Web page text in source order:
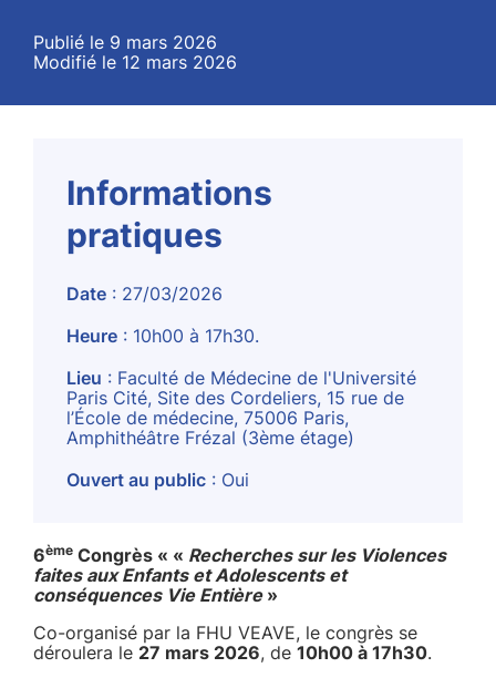
Publié le 9 mars 2026
Modifié le 12 mars 2026
Informations
pratiques
Date : 27/03/2026
Heure : 10h00 à 17h30.
Lieu : Faculté de Médecine de l'Université
Paris Cité, Site des Cordeliers, 15 rue de
l’École de médecine, 75006 Paris,
Amphithéâtre Frézal (3ème étage)
Ouvert au public : Oui
6ème Congrès « « Recherches sur les Violences
faites aux Enfants et Adolescents et
conséquences Vie Entière»
Co-organisé par la FHU VEAVE, le congrès se
déroulera le 27 mars 2026, de 10h00 à 17h30.